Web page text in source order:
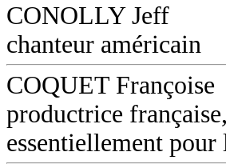
CONOLLY Jeff
chanteur américain
COQUET Françoise
productrice française,
essentiellement